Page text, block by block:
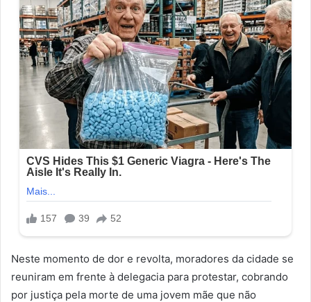
Neste momento de dor e revolta, moradores da cidade se
reuniram em frente à delegacia para protestar, cobrando
por justiça pela morte de uma jovem mãe que não